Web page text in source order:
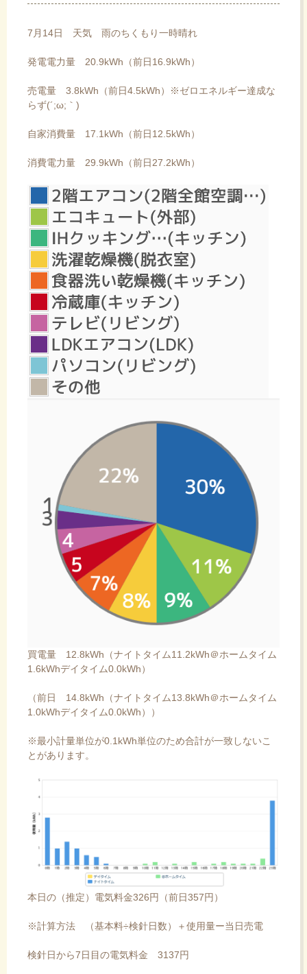
7月14日 天気 雨のちくもり一時晴れ
発電電力量 20.9kWh（前日16.9kWh）
売電量 3.8kWh（前日4.5kWh）※ゼロエネルギー達成な
らず(´;ω;｀)
自家消費量 17.1kWh（前日12.5kWh）
消費電力量 29.9kWh（前日27.2kWh）
買電量 12.8kWh（ナイトタイム11.2kWh＠ホームタイム
1.6kWhデイタイム0.0kWh）
（前日 14.8kWh（ナイトタイム13.8kWh＠ホームタイム
1.0kWhデイタイム0.0kWh））
※最小計量単位が0.1kWh単位のため合計が一致しないこ
とがあります。
本日の（推定）電気料金326円（前日357円）
※計算方法 （基本料÷検針日数）＋使用量ー当日売電
検針日から7日目の電気料金 3137円